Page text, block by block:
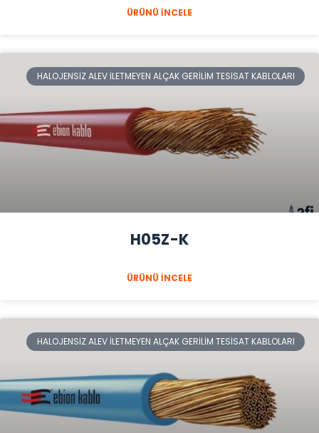
ÜRÜNÜ İNCELE
HALOJENSIZ ALEV İLETMEYEN ALÇAK GERILIM TESISAT KABLOLARI
H05Z-K
ÜRÜNÜ İNCELE
HALOJENSIZ ALEV İLETMEYEN ALÇAK GERILIM TESISAT KABLOLARI